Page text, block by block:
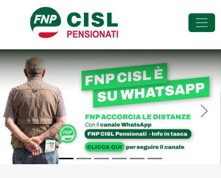
FNP - Federazione
Previous Next